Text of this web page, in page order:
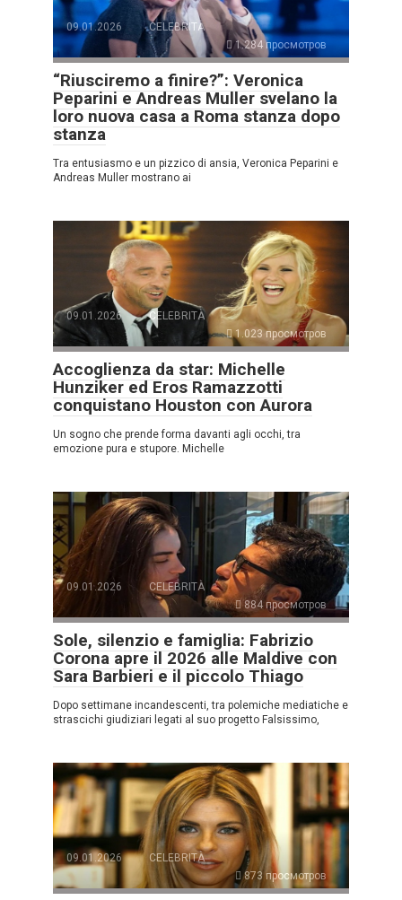
09.01.2026
CELEBRITÀ
1.284 просмотров
“Riusciremo a finire?”: Veronica
Peparini e Andreas Muller svelano la
loro nuova casa a Roma stanza dopo
stanza
Tra entusiasmo e un pizzico di ansia, Veronica Peparini e
Andreas Muller mostrano ai
09.01.2026
CELEBRITÀ
1.023 просмотров
Accoglienza da star: Michelle
Hunziker ed Eros Ramazzotti
conquistano Houston con Aurora
Un sogno che prende forma davanti agli occhi, tra
emozione pura e stupore. Michelle
09.01.2026
CELEBRITÀ
884 просмотров
Sole, silenzio e famiglia: Fabrizio
Corona apre il 2026 alle Maldive con
Sara Barbieri e il piccolo Thiago
Dopo settimane incandescenti, tra polemiche mediatiche e
strascichi giudiziari legati al suo progetto Falsissimo,
09.01.2026
CELEBRITÀ
873 просмотров